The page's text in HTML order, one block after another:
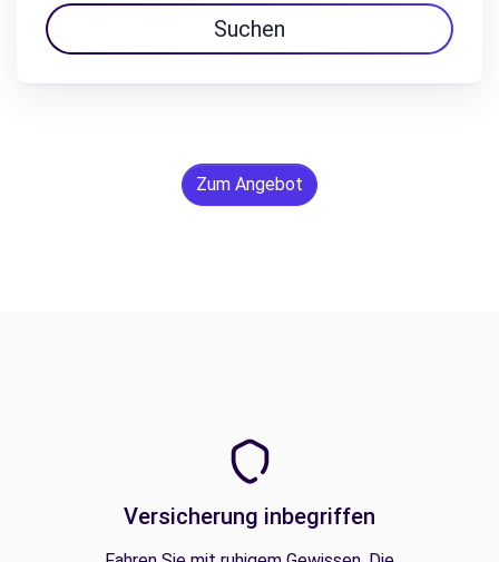
Suchen
Zum Angebot
Versicherung inbegriffen